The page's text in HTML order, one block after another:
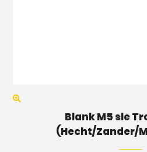
Blank M5 sle
(Hecht/Zander/